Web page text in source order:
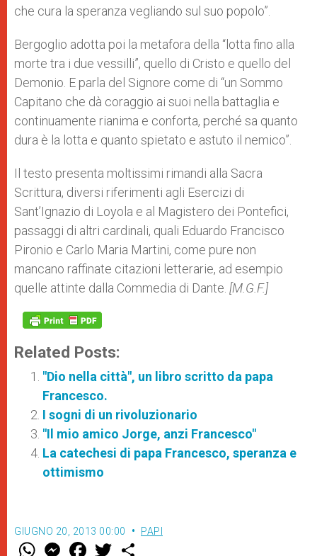
che cura la speranza vegliando sul suo popolo”.
Bergoglio adotta poi la metafora della “lotta fino alla
morte tra i due vessilli”, quello di Cristo e quello del
Demonio. E parla del Signore come di “un Sommo
Capitano che dà coraggio ai suoi nella battaglia e
continuamente rianima e conforta, perché sa quanto
dura è la lotta e quanto spietato e astuto il nemico”.
Il testo presenta moltissimi rimandi alla Sacra
Scrittura, diversi riferimenti agli Esercizi di
Sant’Ignazio di Loyola e al Magistero dei Pontefici,
passaggi di altri cardinali, quali Eduardo Francisco
Pironio e Carlo Maria Martini, come pure non
mancano raffinate citazioni letterarie, ad esempio
quelle attinte dalla Commedia di Dante. [M.G.F.]
Related Posts:
"Dio nella città", un libro scritto da papa
Francesco.
I sogni di un rivoluzionario
"Il mio amico Jorge, anzi Francesco"
La catechesi di papa Francesco, speranza e
ottimismo
GIUGNO 20, 2013 00:00 PAPI
W M F